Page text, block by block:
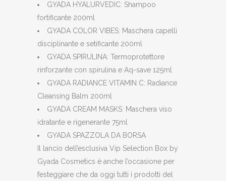
GYADA HYALURVEDIC: Shampoo
fortificante 200ml
GYADA COLOR VIBES: Maschera capelli
disciplinante e setificante 200ml
GYADA SPIRULINA: Termoprotettore
rinforzante con spirulina e Aq-save 125ml
GYADA RADIANCE VITAMIN C: Radiance
Cleansing Balm 200ml
GYADA CREAM MASKS: Maschera viso
idratante e rigenerante 75ml
GYADA SPAZZOLA DA BORSA
Il lancio dell’esclusiva Vip Selection Box by
Gyada Cosmetics è anche l’occasione per
festeggiare che da oggi tutti i prodotti del